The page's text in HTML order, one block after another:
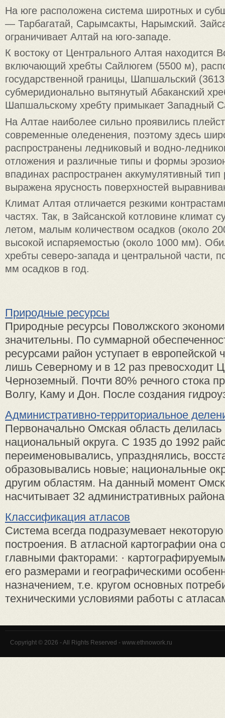
На юге расположена система широтных и
— Тарбагатай, Сарымсакты, Нарымский.
ограничивает Алтай на юго-западе.
К востоку от Центрального Алтая находится
включающий хребты Сайлюгем (5500 м),
государственной границы, Шапшальский
субмеридионально вытянутый Абаканский
Шапшальскому хребту примыкает Западный
На Алтае наиболее сильно проявились
современные оледенения, поэтому здесь
распространены ледниковый и водно-
отложения и различные типы и формы
впадинах распространен аккумулятивный
выражена ярусность поверхностей
Климат Алтая отличается резкими
частях. Так, в Зайсанской котловине климат
летом, малым количеством осадков (около
высокой испаряемостью (около 1000 мм).
хребты северо-запада и центральной части,
мм осадков в год.
Природные ресурсы
Природные ресурсы Поволжского
значительны. По суммарной
ресурсами район уступает в европейской
лишь Северному и в 12 раз превосходит
Черноземный. Почти 80% речного стока
Волгу, Каму и Дон. После создания
Административно-территориальное
Первоначально Омская область
национальный округа. С 1935 до 1992
переименовывались, упразднялись,
образовывались новые; национальные
другим областям. На данный момент
насчитывает 32 административных
Классификация атласов
Система всегда подразумевает некоторую
построения. В атласной картографии она
главными факторами: ·
его размерами и географическими
назначением, т.е. кругом основных
техническими условиями работы с
Copyright © 2026 - All Rights Reserved - www.ethnowork.ru